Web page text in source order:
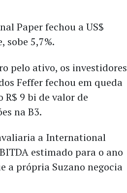
Paper fechou a US$
sobe 5,7%.
pelo ativo, os investidores
Feffer fechou em queda
R$ 9 bi de valor de
na B3.
a International
estimado para o ano
a própria Suzano negocia